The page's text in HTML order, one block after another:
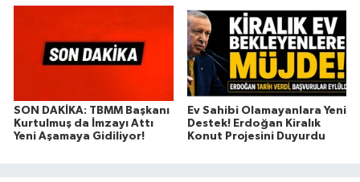
SON DAKİKA: TBMM Başkanı
Kurtulmuş da İmzayı Attı
Yeni Aşamaya Gidiliyor!
Ev Sahibi Olamayanlara Yeni
Destek! Erdoğan Kiralık
Konut Projesini Duyurdu